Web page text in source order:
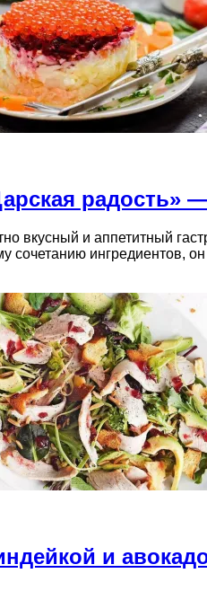
радость»
вкусный и аппетитный
сочетанию ингредиентов,
и